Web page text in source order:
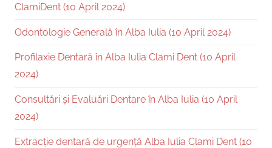
ClamiDent (10 April 2024)
Odontologie Generală în Alba Iulia (10 April 2024)
Profilaxie Dentară în Alba Iulia Clami Dent (10 April
2024)
Consultări și Evaluări Dentare în Alba Iulia (10 April
2024)
Extracție dentară de urgență Alba Iulia Clami Dent (10